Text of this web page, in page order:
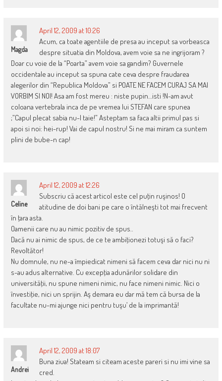
Magda
April 12, 2009 at 10:26
Acum, ca toate agentiile de presa au inceput sa vorbeasca
despre situatia din Moldova, avem voie sa ne ingrijoram ?
Doar cu voie de la “Poarta” avem voie sa gandim? Guvernele
occidentale au inceput sa spuna cate ceva despre fraudarea
alegerilor din “Republica Moldova” si POATE NE FACEM CURAJ SA MAI
VORBIM SI NOI! Asa am fost mereu : niste pupin…isti !N-am avut
coloana vertebrala inca de pe vremea lui STEFAN care spunea
;”Capul plecat sabia nu-l taie!” Asteptam sa faca altii primul pas si
apoi si noi: hei-rup! Vai de capul nostru! Si ne mai miram ca suntem
plini de bube-n cap!
Celine
April 12, 2009 at 12:26
Subscriu că acest articol este cel puţin ruşinos! O
atitudine de doi bani pe care o întălneşti tot mai frecvent
în ţara asta.
Oamenii care nu au nimic pozitiv de spus..
Dacă nu ai nimic de spus, de ce te ambiţionezi totuşi să o faci?
Revoltător!
Nu domnule, nu ne-a împiedicat nimeni să facem ceva dar nici nu ni
s-au adus alternative. Cu excepţia adunărilor solidare din
universităţii, nu spune nimeni nimic, nu face nimeni nimic. Nici o
învestiţie, nici un sprijin. Aş demara eu dar mă tem că bursa de la
facultate nu-mi ajunge nici pentru tuşu’ de la imprimantă!
Andrei
April 12, 2009 at 18:07
Buna ziua! Stateam si citeam aceste pareri si nu imi vine sa
cred.